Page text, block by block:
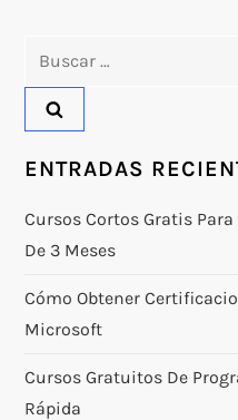
ENTRADAS
Cursos Cortos Gratis
De 3 Meses
Cómo Obtener
Microsoft
Cursos Gratuitos De
Rápida